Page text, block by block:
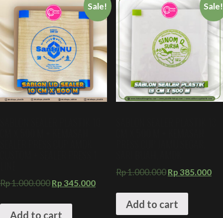
Sale!
Rp1.000.000Rp345.000
Add to cart
Sale!
Rp1.000.000Rp385.000
Add to cart